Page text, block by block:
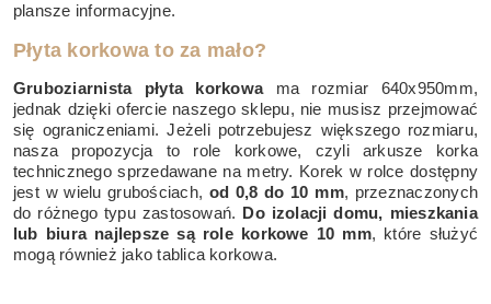
plansze informacyjne.
Płyta korkowa to za mało?
Gruboziarnista płyta korkowama rozmiar 640x950mm,
jednak dzięki ofercie naszego sklepu, nie musisz przejmować
się ograniczeniami. Jeżeli potrzebujesz większego rozmiaru,
nasza propozycja to role korkowe, czyli arkusze korka
technicznego sprzedawane na metry. Korek w rolce dostępny
jest w wielu grubościach, od 0,8 do 10 mm, przeznaczonych
do różnego typu zastosowań.
Do izolacji domu, mieszkania
lub biura najlepsze są role korkowe 10 mm, które służyć
mogą również jako tablica korkowa.